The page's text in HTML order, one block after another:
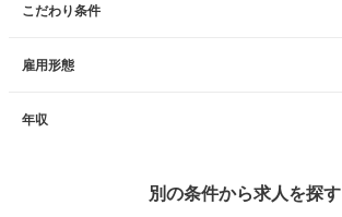
こだわり条件
雇用形態
年収
別の条件から求人を探す